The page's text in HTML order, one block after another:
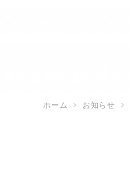
ホーム お知らせ